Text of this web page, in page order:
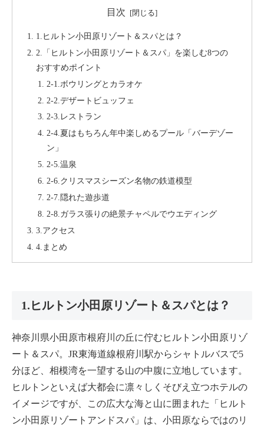
目次
1.ヒルトン小田原リゾート＆スパとは？
2.「ヒルトン小田原リゾート＆スパ」を楽しむ8つの
おすすめポイント
2-1.ボウリングとカラオケ
2-2.デザートビュッフェ
2-3.レストラン
2-4.夏はもちろん年中楽しめるプール「バーデゾー
ン」
2-5.温泉
2-6.クリスマスシーズン名物の鉄道模型
2-7.隠れた遊歩道
2-8.ガラス張りの絶景チャペルでウエディング
3.アクセス
4.まとめ
1.ヒルトン小田原リゾート＆スパとは？
神奈川県小田原市根府川の丘に佇むヒルトン小田原リゾ
ート＆スパ。JR東海道線根府川駅からシャトルバスで5
分ほど、相模湾を一望する山の中腹に立地しています。
ヒルトンといえば大都会に凛々しくそびえ立つホテルの
イメージですが、この広大な海と山に囲まれた「ヒルト
ン小田原リゾートアンドスパ」は、小田原ならではのリ